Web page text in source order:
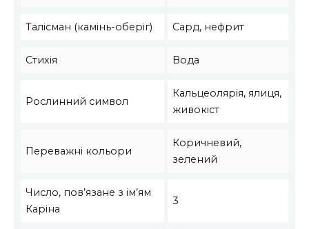
Талісман (камінь-оберіг) Сард, нефрит
Стихія Вода
Рослинний символ
Кальцеолярія, ялиця,
живокіст
Переважні кольори
Коричневий,
зелений
Число, пов’язане з ім’ям
Каріна
3